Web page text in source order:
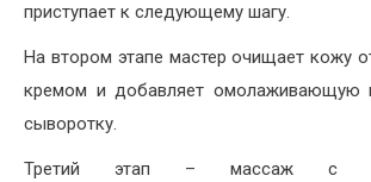
приступает к следующему шагу.
На втором этапе мастер очищает кожу
кремом и добавляет
сыворотку.
Третий этап – массаж с